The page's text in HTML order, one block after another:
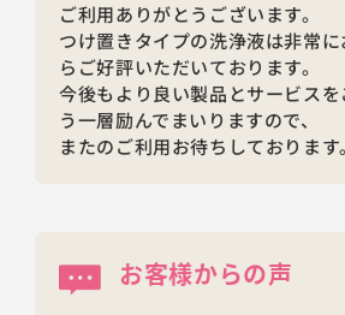
ご利用ありがとうございます。
つけ置きタイプの洗浄液は非常
らご好評いただいております。
今後もより良い製品とサービス
う一層励んでまいりますので、
またのご利用お待ちしております。
お客様からの声